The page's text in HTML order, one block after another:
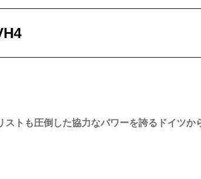
ストも圧倒した協力なパワーを誇るドイツか